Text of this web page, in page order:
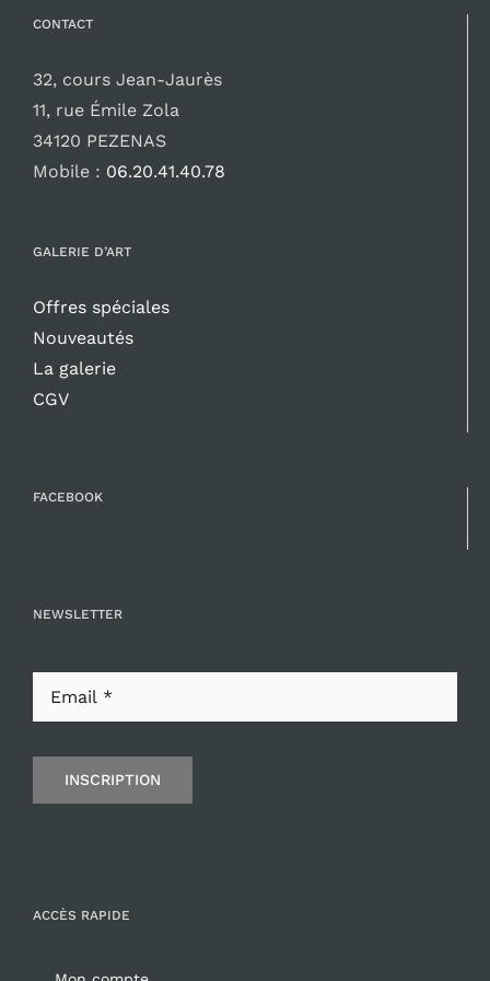
CONTACT
32, cours Jean-Jaurès
11, rue Émile Zola
34120 PEZENAS
Mobile : 06.20.41.40.78
GALERIE D’ART
Offres spéciales
Nouveautés
La galerie
CGV
FACEBOOK
NEWSLETTER
INSCRIPTION
ACCÈS RAPIDE